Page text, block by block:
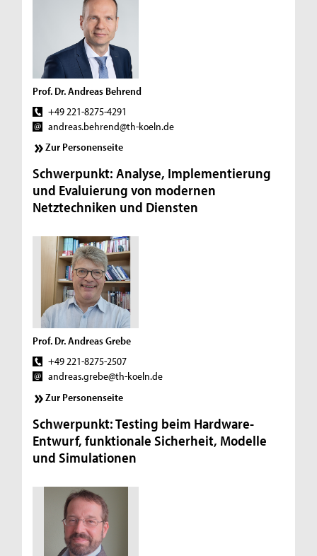
Prof. Dr. Andreas Behrend
+49 221-8275-4291
andreas.behrend@th-koeln.de
Zur Personenseite
Schwerpunkt: Analyse, Implementierung
und Evaluierung von modernen
Netztechniken und Diensten
Prof. Dr. Andreas Grebe
+49 221-8275-2507
andreas.grebe@th-koeln.de
Zur Personenseite
Schwerpunkt: Testing beim Hardware-
Entwurf, funktionale Sicherheit, Modelle
und Simulationen